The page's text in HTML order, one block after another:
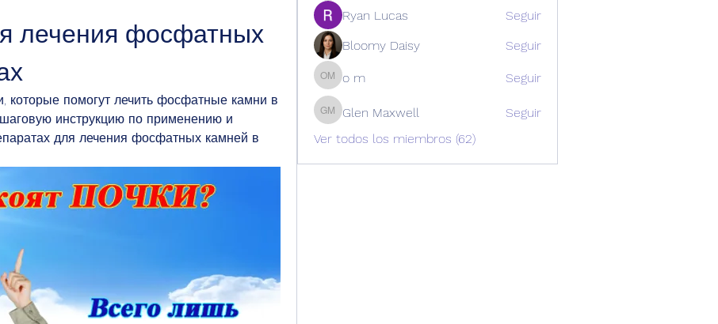
лечения фосфатных
которые помогут лечить фосфатные камни в
инструкцию по применению и
для лечения фосфатных камней в
Ryan Lucas
Seguir
Bloomy Daisy
Seguir
o mo m Seguir
Glen Maxwell
Glen Maxwell
Seguir
Ver todos los miembros (62)